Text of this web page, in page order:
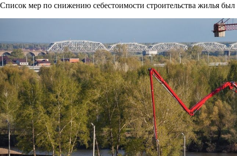
Список мер по снижению себестоимости строительства жилья